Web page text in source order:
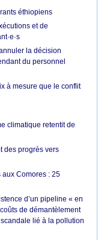
éthiopiens
et de
la décision
du personnel
à mesure que le conflit
climatique retentit de
des progrès vers
Comores : 25
d’un pipeline « en
de démantèlement
lié à la pollution